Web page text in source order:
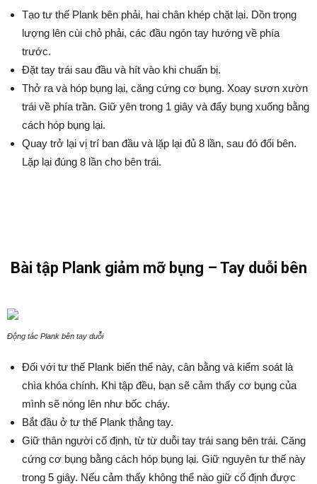
Tạo tư thế Plank bên phải, hai chân khép chặt lại. Dồn trọng
lượng lên cùi chỏ phải, các đầu ngón tay hướng về phía
trước.
Đặt tay trái sau đầu và hít vào khi chuẩn bị.
Thở ra và hóp bụng lại, căng cứng cơ bụng. Xoay sươn xườn
trái về phía trần. Giữ yên trong 1 giây và đẩy bụng xuống bằng
cách hóp bụng lại.
Quay trở lại vị trí ban đầu và lặp lại đủ 8 lần, sau đó đổi bên.
Lặp lại đúng 8 lần cho bên trái.
Bài tập Plank giảm mỡ bụng – Tay duỗi bên
Động tác Plank bên tay duỗi
Đối với tư thế Plank biến thể này, cân bằng và kiểm soát là
chìa khóa chính. Khi tập đều, bạn sẽ cảm thấy cơ bụng của
mình sẽ nóng lên như bốc cháy.
Bắt đầu ở tư thế Plank thẳng tay.
Giữ thân người cố định, từ từ duỗi tay trái sang bên trái. Căng
cứng cơ bụng bằng cách hóp bụng lại. Giữ nguyên tư thế này
trong 5 giây. Nếu cảm thấy không thể nào giữ cố định được